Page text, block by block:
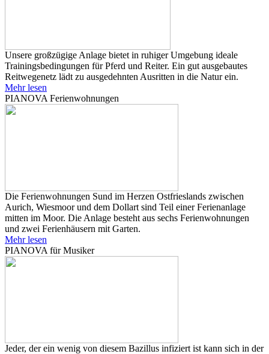
Unsere großzügige Anlage bietet in ruhiger Umgebung ideale
Trainingsbedingungen für Pferd und Reiter. Ein gut ausgebautes
Reitwegenetz lädt zu ausgedehnten Ausritten in die Natur ein.
Mehr lesen
PIANOVA Ferienwohnungen
Die Ferienwohnungen Sund im Herzen Ostfrieslands zwischen
Aurich, Wiesmoor und dem Dollart sind Teil einer Ferienanlage
mitten im Moor. Die Anlage besteht aus sechs Ferienwohnungen
und zwei Ferienhäusern mit Garten.
Mehr lesen
PIANOVA für Musiker
Jeder, der ein wenig von diesem Bazillus infiziert ist kann sich in der